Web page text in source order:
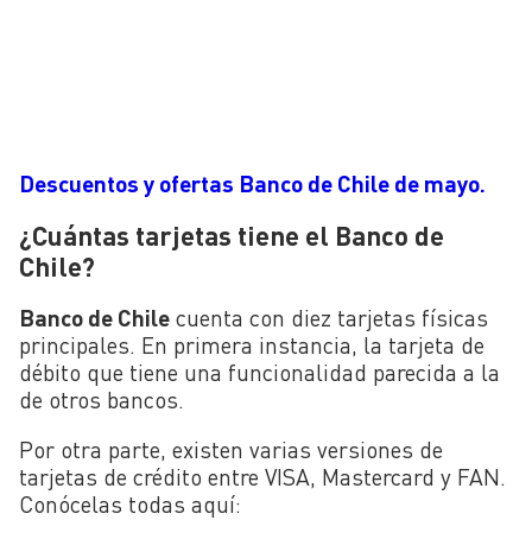
Descuentos y ofertas Banco de Chile de mayo.
¿Cuántas tarjetas tiene el Banco de
Chile?
Banco de Chile cuenta con diez tarjetas físicas
principales. En primera instancia, la tarjeta de
débito que tiene una funcionalidad parecida a la
de otros bancos.
Por otra parte, existen varias versiones de
tarjetas de crédito entre VISA, Mastercard y FAN.
Conócelas todas aquí: